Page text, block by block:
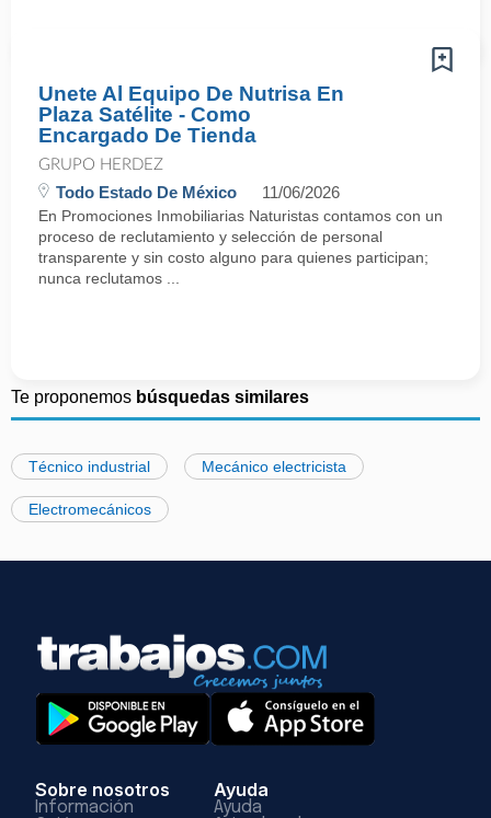
Unete Al Equipo De Nutrisa En
Plaza Satélite - Como
Encargado De Tienda
GRUPO HERDEZ
Todo Estado De México 11/06/2026
En Promociones Inmobiliarias Naturistas contamos con un
proceso de reclutamiento y selección de personal
transparente y sin costo alguno para quienes participan;
nunca reclutamos ...
Te proponemos búsquedas similares
Técnico industrial Mecánico electricista
Electromecánicos
Sobre nosotros
Información
Ayuda
Ayuda